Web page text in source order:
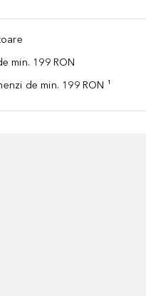
min. 199 RON
de min. 199 RON ¹